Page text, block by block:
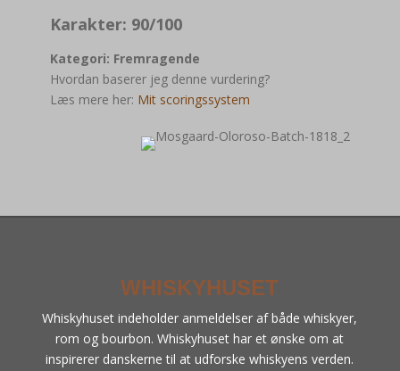
Karakter: 90/100
Kategori: Fremragende
Hvordan baserer jeg denne vurdering?
Læs mere her: Mit scoringssystem
WHISKYHUSET
Whiskyhuset indeholder anmeldelser af både whiskyer,
rom og bourbon. Whiskyhuset har et ønske om at
inspirerer danskerne til at udforske whiskyens verden.